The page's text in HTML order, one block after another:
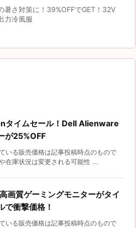
暑さ対策に！39%OFFでGET！32V
力冷風服
タイムセール！Dell Alienware
が25%OFF
いる販売価格は記事投稿時点のもので
在庫状況は変更される可能性 ...
画質ゲーミングモニターがタイ
で衝撃価格！
いる販売価格は記事投稿時点のもので